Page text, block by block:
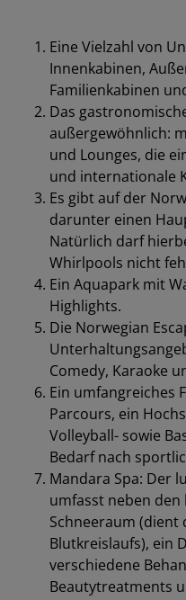
Eine Vielzahl von
Innenkabinen,
Familienkabinen
Das
außergewöhnlich:
und Lounges, die
und internationale
Es gibt auf der
darunter einen
Natürlich darf
Whirlpools nicht
Ein Aquapark mit
Highlights.
Die Norwegian
Comedy, Karaoke
Ein umfangreiches
Parcours, ein
Volleyball- sowie
Bedarf nach
Mandara Spa: Der
umfasst neben den
Schneeraum (dient
Blutkreislaufs), ein
verschiedene
Beautytreatments